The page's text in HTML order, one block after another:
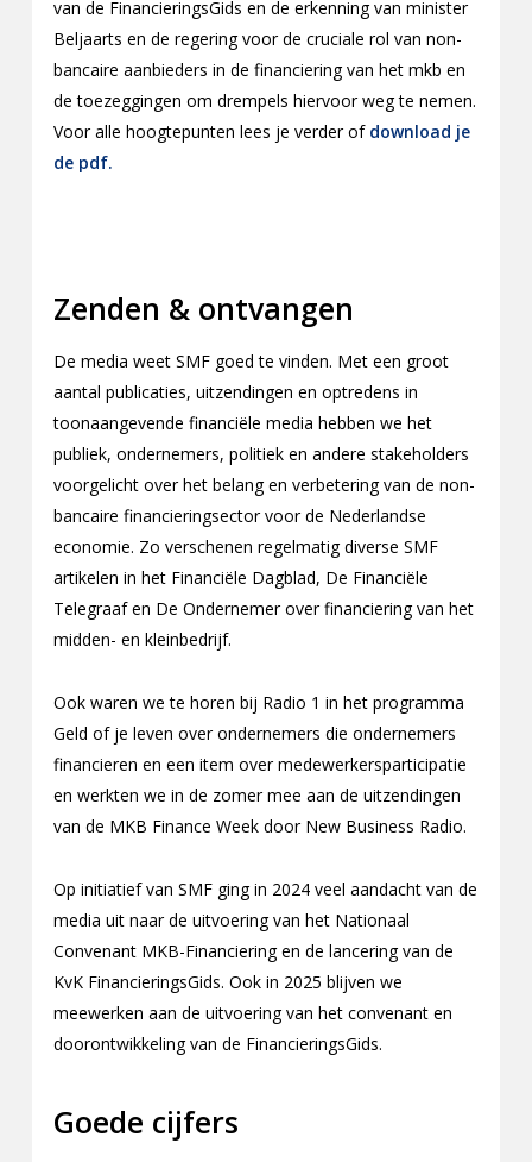
van de FinancieringsGids en de erkenning van minister
Beljaarts en de regering voor de cruciale rol van non-
bancaire aanbieders in de financiering van het mkb en
de toezeggingen om drempels hiervoor weg te nemen.
Voor alle hoogtepunten lees je verder of download je
de pdf.
Zenden & ontvangen
De media weet SMF goed te vinden. Met een groot
aantal publicaties, uitzendingen en optredens in
toonaangevende financiële media hebben we het
publiek, ondernemers, politiek en andere stakeholders
voorgelicht over het belang en verbetering van de non-
bancaire financieringsector voor de Nederlandse
economie. Zo verschenen regelmatig diverse SMF
artikelen in het Financiële Dagblad, De Financiële
Telegraaf en De Ondernemer over financiering van het
midden- en kleinbedrijf.
Ook waren we te horen bij Radio 1 in het programma
Geld of je leven over ondernemers die ondernemers
financieren en een item over medewerkersparticipatie
en werkten we in de zomer mee aan de uitzendingen
van de MKB Finance Week door New Business Radio.
Op initiatief van SMF ging in 2024 veel aandacht van de
media uit naar de uitvoering van het Nationaal
Convenant MKB-Financiering en de lancering van de
KvK FinancieringsGids. Ook in 2025 blijven we
meewerken aan de uitvoering van het convenant en
doorontwikkeling van de FinancieringsGids.
Goede cijfers